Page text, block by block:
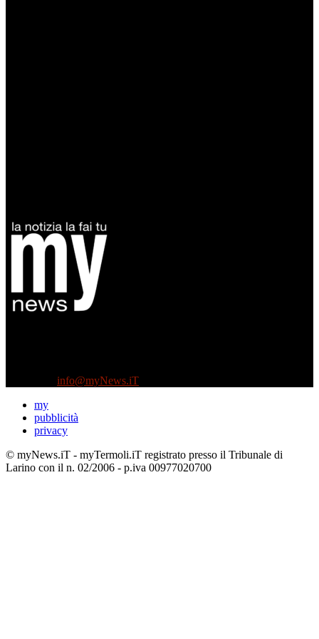
info@myNews.iT
my
pubblicità
privacy
© myNews.iT - myTermoli.iT registrato presso il Tribunale di
Larino con il n. 02/2006 - p.iva 00977020700